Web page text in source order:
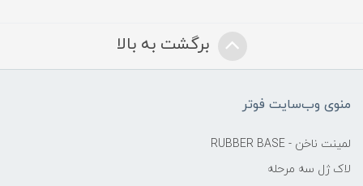
برگشت به بالا
منوی وب‌سایت فوتر
لمینت ناخن - RUBBER BASE
لاک ژل سه مرحله